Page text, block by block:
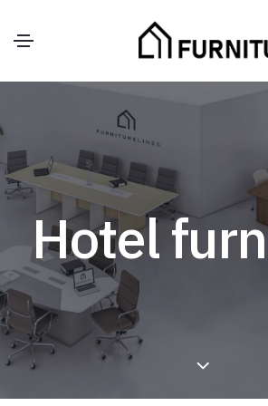
Hotel